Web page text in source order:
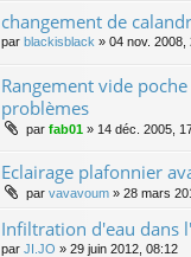
changement de
par blackisblack » 04 nov. 2008,
Rangement vide
problèmes
par fab01 » 14 déc. 2005,
Eclairage plafonnier
par vavavoum » 28 mars
Infiltration d'eau dans
par JI.JO » 29 juin 2012, 08:12